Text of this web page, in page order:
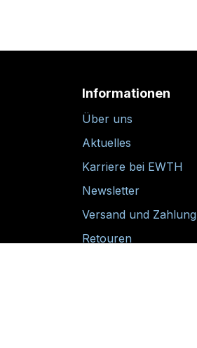
Informationen
Über uns
Aktuelles
Karriere bei EWTH
Newsletter
Versand und Zahlung
Retouren